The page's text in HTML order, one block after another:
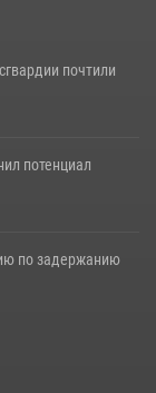
почтили
потенциал
по задержанию